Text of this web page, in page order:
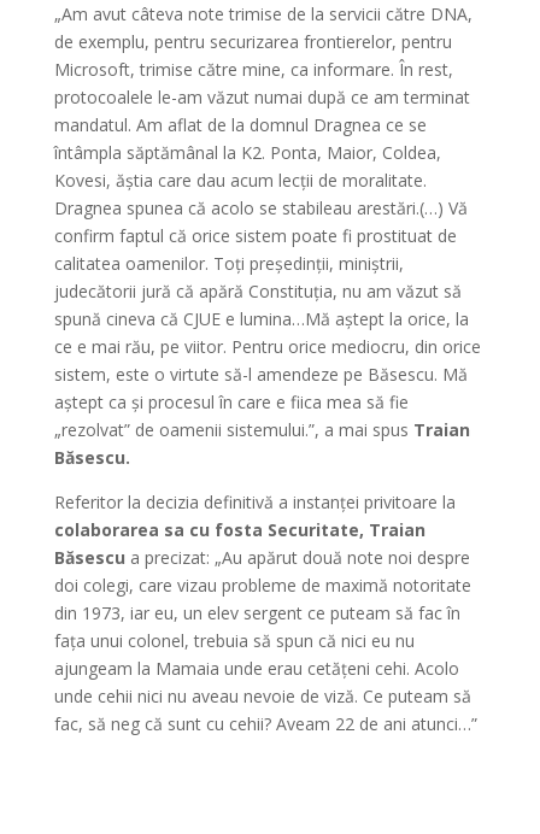
„Am avut câteva note trimise de la servicii către DNA,
de exemplu, pentru securizarea frontierelor, pentru
Microsoft, trimise către mine, ca informare. În rest,
protocoalele le-am văzut numai după ce am terminat
mandatul. Am aflat de la domnul Dragnea ce se
întâmpla săptămânal la K2. Ponta, Maior, Coldea,
Kovesi, ăștia care dau acum lecții de moralitate.
Dragnea spunea că acolo se stabileau arestări.(…) Vă
confirm faptul că orice sistem poate fi prostituat de
calitatea oamenilor. Toți președinții, miniștrii,
judecătorii jură că apără Constituția, nu am văzut să
spună cineva că CJUE e lumina…Mă aștept la orice, la
ce e mai rău, pe viitor. Pentru orice mediocru, din orice
sistem, este o virtute să-l amendeze pe Băsescu. Mă
aștept ca și procesul în care e fiica mea să fie
„rezolvat” de oamenii sistemului.”, a mai spus Traian
Băsescu.
Referitor la decizia definitivă a instanței privitoare la
colaborarea sa cu fosta Securitate, Traian
Băsescu a precizat: „Au apărut două note noi despre
doi colegi, care vizau probleme de maximă notoritate
din 1973, iar eu, un elev sergent ce puteam să fac în
fața unui colonel, trebuia să spun că nici eu nu
ajungeam la Mamaia unde erau cetățeni cehi. Acolo
unde cehii nici nu aveau nevoie de viză. Ce puteam să
fac, să neg că sunt cu cehii? Aveam 22 de ani atunci…”